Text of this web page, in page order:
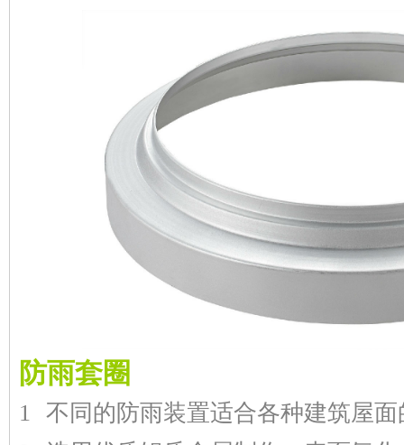
防雨套圈
1 不同的防雨装置适合各种建筑屋